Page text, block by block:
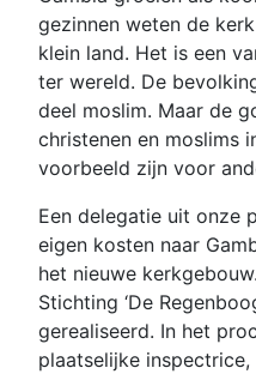
gezinnen weten de
klein land. Het is een
ter wereld. De
deel moslim. Maar de
christenen en moslims
voorbeeld zijn voor
Een delegatie uit onze
eigen kosten naar
het nieuwe
Stichting ‘De
gerealiseerd. In het
plaatselijke